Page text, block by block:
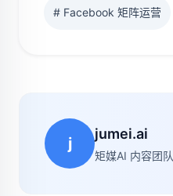
# Facebook 矩阵运营
j
jumei.ai
矩媒AI 内容团队